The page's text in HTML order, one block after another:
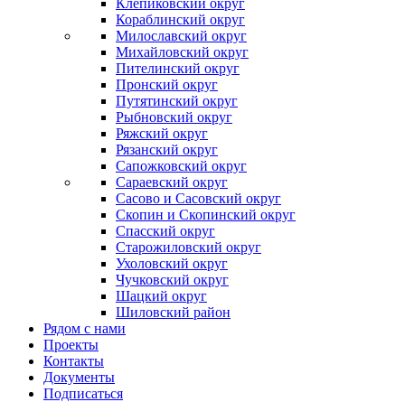
Клепиковский округ
Кораблинский округ
Милославский округ
Михайловский округ
Пителинский округ
Пронский округ
Путятинский округ
Рыбновский округ
Ряжский округ
Рязанский округ
Сапожковский округ
Сараевский округ
Сасово и Сасовский округ
Скопин и Скопинский округ
Спасский округ
Старожиловский округ
Ухоловский округ
Чучковский округ
Шацкий округ
Шиловский район
Рядом с нами
Проекты
Контакты
Документы
Подписаться